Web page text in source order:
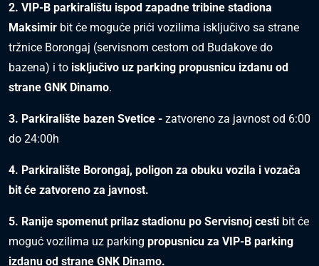
2. VIP-B parkiralištu ispod zapadne tribine stadiona
Maksimir bit će moguće prići vozilima isključivo sa strane
tržnice Borongaj (servisnom cestom od Budakove do
bazena) i to isključivo uz parking propusnicu izdanu od
strane GNK Dinamo.
3. Parkiralište bazen Svetice - zatvoreno za javnost od 6:00
do 24:00h
4. Parkiralište Borongaj, poligon za obuku vozila i vozača
bit će zatvoreno za javnost.
5. Ranije spomenut prilaz stadionu po Servisnoj cesti bit će
moguć vozilima uz parking propusnicu za VIP-B parking
izdanu od strane GNK Dinamo.